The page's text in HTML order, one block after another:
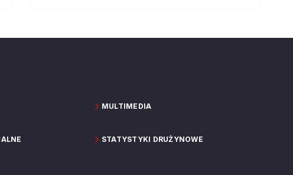
MULTIMEDIA
STATYSTYKI DRUŻYNOWE